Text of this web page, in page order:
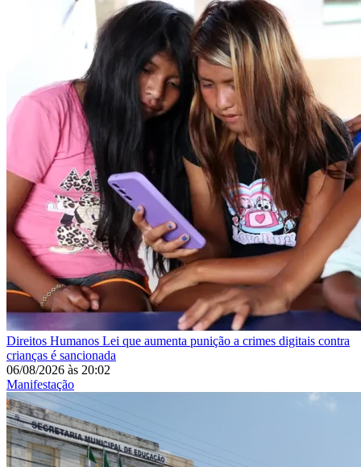
Direitos Humanos Lei que aumenta punição a crimes digitais contra
crianças é sancionada
06/08/2026 às 20:02
Manifestação